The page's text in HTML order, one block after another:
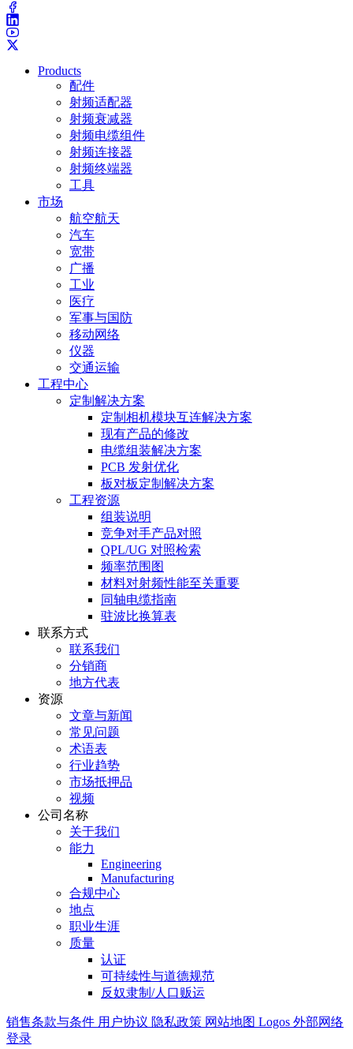
Products
配件
射频适配器
射频衰减器
射频电缆组件
射频连接器
射频终端器
工具
市场
航空航天
汽车
宽带
广播
工业
医疗
军事与国防
移动网络
仪器
交通运输
工程中心
定制解决方案
定制相机模块互连解决方案
现有产品的修改
电缆组装解决方案
PCB 发射优化
板对板定制解决方案
工程资源
组装说明
竞争对手产品对照
QPL/UG 对照检索
频率范围图
材料对射频性能至关重要
同轴电缆指南
驻波比换算表
联系方式
联系我们
分销商
地方代表
资源
文章与新闻
常见问题
术语表
行业趋势
市场抵押品
视频
公司名称
关于我们
能力
Engineering
Manufacturing
合规中心
地点
职业生涯
质量
认证
可持续性与道德规范
反奴隶制/人口贩运
销售条款与条件 用户协议 隐私政策 网站地图 Logos 外部网络
登录